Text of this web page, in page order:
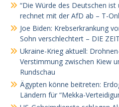
“Die Würde des Deutschen
rechnet mit der AfD ab – T-
Joe Biden: Krebserkrankung
Sohn verschlechtert – DIE ZEIT
Ukraine-Krieg aktuell:
Verstimmung zwischen Kiew
Rundschau
Ägypten könne beitreten:
Ländern für “Mekka-